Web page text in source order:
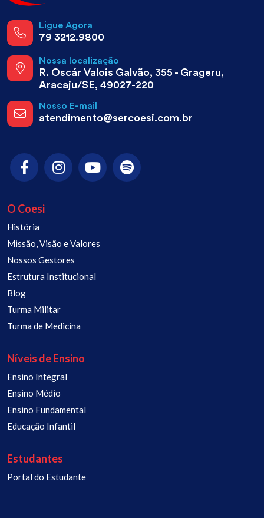
Ligue Agora
79 3212.9800
Nossa localização
R. Oscár Valois Galvão, 355 - Grageru,
Aracaju/SE, 49027-220
Nosso E-mail
atendimento@sercoesi.com.br
O Coesi
História
Missão, Visão e Valores
Nossos Gestores
Estrutura Institucional
Blog
Turma Militar
Turma de Medicina
Níveis de Ensino
Ensino Integral
Ensino Médio
Ensino Fundamental
Educação Infantil
Estudantes
Portal do Estudante